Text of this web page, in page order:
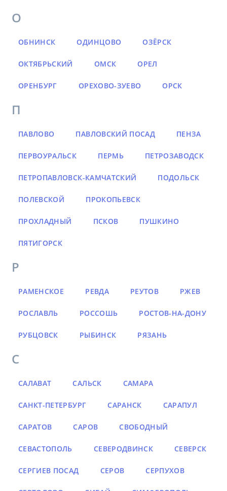
О
ОБНИНСК ОДИНЦОВО ОЗЁРСК
ОКТЯБРЬСКИЙ ОМСК ОРЕЛ
ОРЕНБУРГ ОРЕХОВО-ЗУЕВО ОРСК
П
ПАВЛОВО ПАВЛОВСКИЙ ПОСАД ПЕНЗА
ПЕРВОУРАЛЬСК ПЕРМЬ ПЕТРОЗАВОДСК
ПЕТРОПАВЛОВСК-КАМЧАТСКИЙ ПОДОЛЬСК
ПОЛЕВСКОЙ ПРОКОПЬЕВСК
ПРОХЛАДНЫЙ ПСКОВ ПУШКИНО
ПЯТИГОРСК
Р
РАМЕНСКОЕ РЕВДА РЕУТОВ РЖЕВ
РОСЛАВЛЬ РОССОШЬ РОСТОВ-НА-ДОНУ
РУБЦОВСК РЫБИНСК РЯЗАНЬ
С
САЛАВАТ САЛЬСК САМАРА
САНКТ-ПЕТЕРБУРГ САРАНСК САРАПУЛ
САРАТОВ САРОВ СВОБОДНЫЙ
СЕВАСТОПОЛЬ СЕВЕРОДВИНСК СЕВЕРСК
СЕРГИЕВ ПОСАД СЕРОВ СЕРПУХОВ